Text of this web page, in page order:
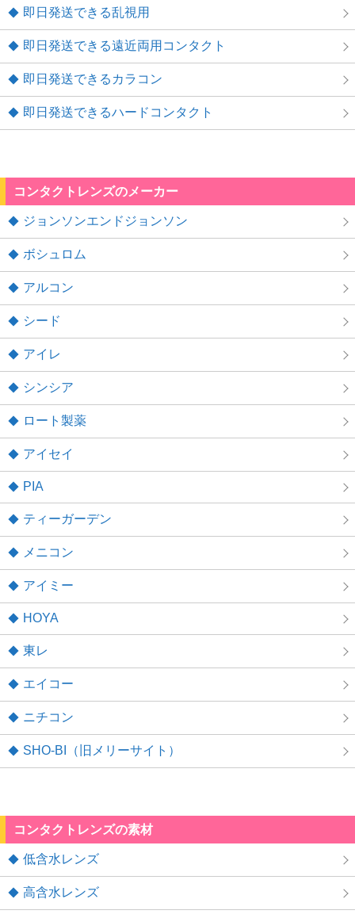
即日発送できる乱視用
即日発送できる遠近両用コンタクト
即日発送できるカラコン
即日発送できるハードコンタクト
コンタクトレンズのメーカー
ジョンソンエンドジョンソン
ボシュロム
アルコン
シード
アイレ
シンシア
ロート製薬
アイセイ
PIA
ティーガーデン
メニコン
アイミー
HOYA
東レ
エイコー
ニチコン
SHO-BI（旧メリーサイト）
コンタクトレンズの素材
低含水レンズ
高含水レンズ